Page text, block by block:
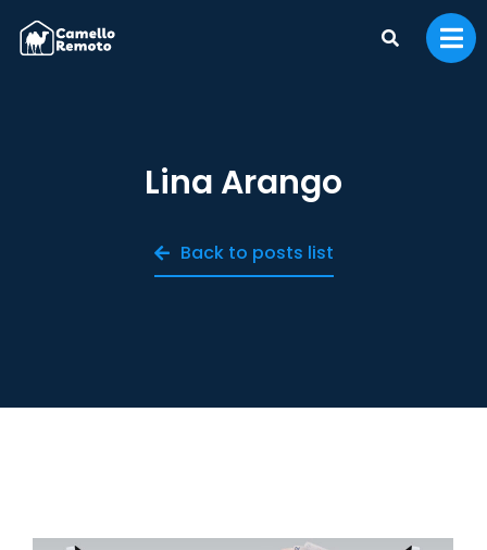
Lina Arango
Back to posts list